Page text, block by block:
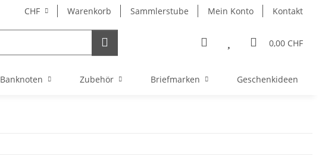
CHF Warenkorb Sammlerstube Mein Konto Kontakt
0,00 CHF
Banknoten Zubehör Briefmarken Geschenkideen